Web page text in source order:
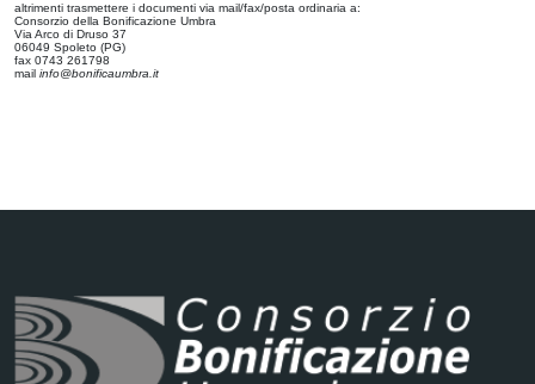
altrimenti trasmettere i documenti via mail/fax/posta ordinaria a:
Consorzio della Bonificazione Umbra
Via Arco di Druso 37
06049 Spoleto (PG)
fax 0743 261798
mail info@bonificaumbra.it